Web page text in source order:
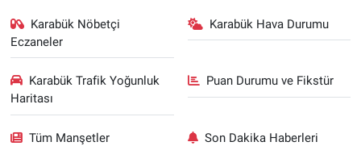
Karabük Nöbetçi
Eczaneler
Karabük Hava Durumu
Karabük Trafik Yoğunluk
Haritası
Puan Durumu ve Fikstür
Tüm Manşetler Son Dakika Haberleri